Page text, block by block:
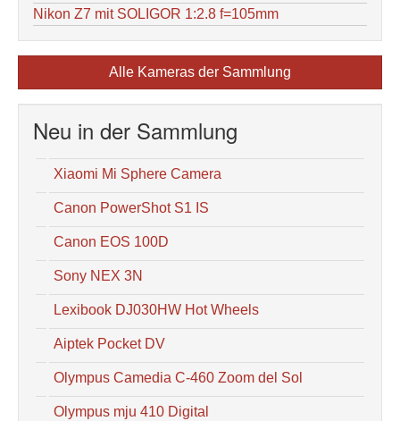
Nikon Z7 mit SOLIGOR 1:2.8 f=105mm
Alle Kameras der Sammlung
Neu in der Sammlung
Xiaomi Mi Sphere Camera
Canon PowerShot S1 IS
Canon EOS 100D
Sony NEX 3N
Lexibook DJ030HW Hot Wheels
Aiptek Pocket DV
Olympus Camedia C-460 Zoom del Sol
Olympus mju 410 Digital